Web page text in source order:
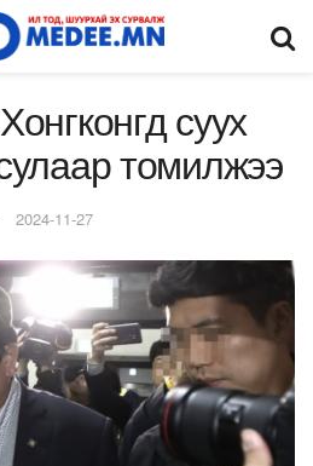
суух
томилжээ
2024-11-27